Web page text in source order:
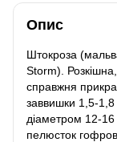
Опис
Штокроза
Storm).
справжня
заввишки 1,5-1,8
діаметром 12-
пелюсток